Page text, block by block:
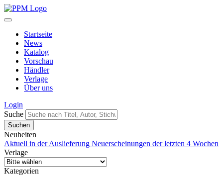
Startseite
News
Katalog
Vorschau
Händler
Verlage
Über uns
Login
Suche
Neuheiten
Aktuell in der Auslieferung Neuerscheinungen der letzten 4 Wochen
Verlage
Kategorien